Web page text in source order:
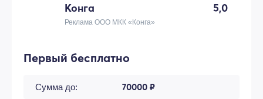
Конга 5,0
Реклама ООО МКК «Конга»
Первый бесплатно
Сумма до: 70000 ₽